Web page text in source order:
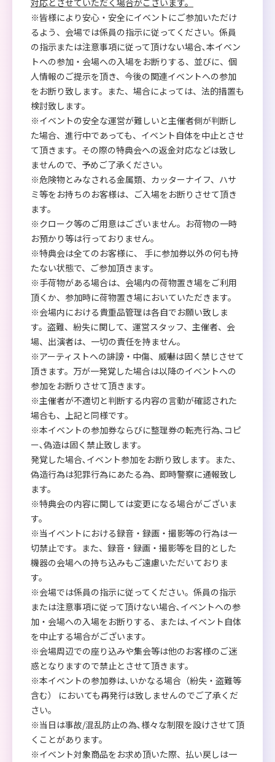
対応とさせていただく場合がございます。
※皆様により安心・安全にイベントにご参加いただけ
るよう、会場では係員の指示に従ってください。係員
の指示または注意事項に従って頂けない場合､本イベン
トへの参加・会場への入場をお断りする、並びに、個
人情報のご提示を頂き、今後の関連イベントへの参加
をお断り致します。また、場合によっては、法的措置も
検討致します。
※イベントの安全な運営が難しいと主催者側が判断し
た場合、進行中であっても、イベント自体を中止とさせ
て頂きます。その際の特典会への返金対応などは致し
ませんので、予めご了承ください。
※危険物とみなされる金属類、カッターナイフ、ハサ
ミ等をお持ちのお客様は、ご入場をお断りさせて頂き
ます。
※クローク等のご用意はございません。お荷物の一時
お預かり等は行っておりません。
※特典会は全てのお客様に、 手に参加券以外の何も持
たない状態で、ご参加頂きます。
※手荷物がある場合は、会場内の荷物置き場をご利用
頂くか、参加時に荷物置き場においていただきます。
※会場内における貴重品管理は各自でお願い致しま
す。盗難、紛失に関して、運営スタッフ、主催者、会
場、出演者は、一切の責任を持ません。
※アーティストへの誹謗・中傷、威嚇は固く禁じさせて
頂きます。万が一発覚した場合は以降のイベントへの
参加をお断りさせて頂きます。
※主催者が不適切と判断する内容の言動が確認された
場合も、上記と同様です。
※本イベントの参加券ならびに整理券の転売行為､コピ
ー､偽造は固く禁止致します。
発覚した場合､イベント参加をお断り致します。また､
偽造行為は犯罪行為にあたる為、即時警察に通報致し
ます。
※特典会の内容に関しては変更になる場合がございま
す。
※当イベントにおける録音・録画・撮影等の行為は一
切禁止です。また、録音・録画・撮影等を目的とした
機器の会場への持ち込みもご遠慮いただいておりま
す。
※会場では係員の指示に従ってください。係員の指示
または注意事項に従って頂けない場合､イベントへの参
加・会場への入場をお断りする、または､イベント自体
を中止する場合がございます。
※会場周辺での座り込みや集会等は他のお客様のご迷
惑となりますので禁止とさせて頂きます。
※本イベントの参加券は､いかなる場合（紛失・盗難等
含む） においても再発行は致しませんのでご了承くだ
さい。
※当日は事故/混乱防止の為､様々な制限を設けさせて頂
くことがあります。
※イベント対象商品をお求め頂いた際、払い戻しは一